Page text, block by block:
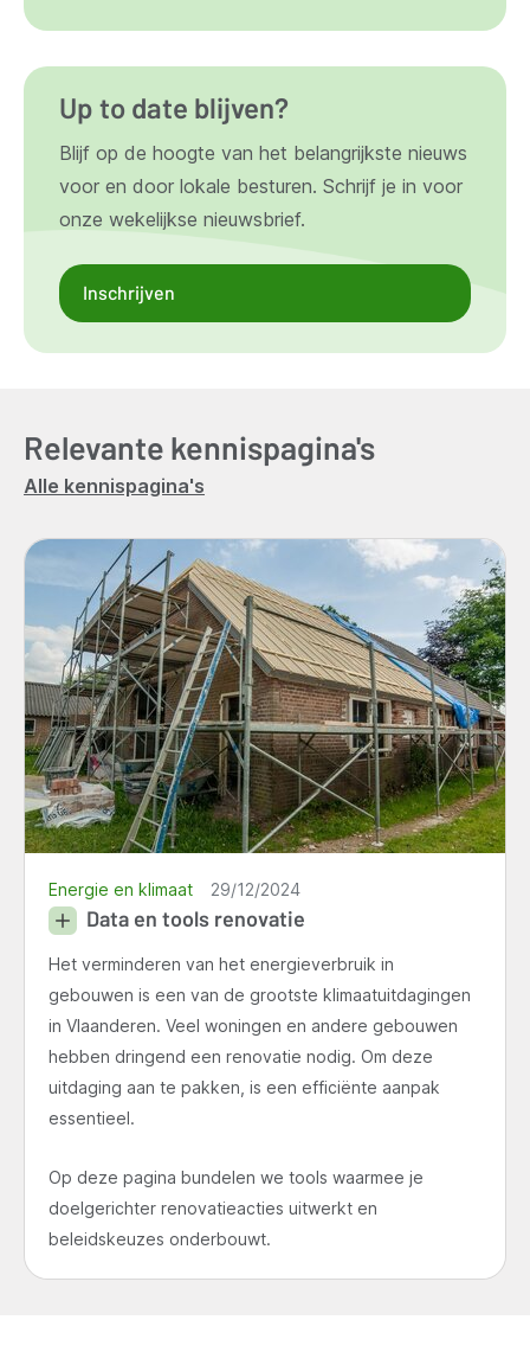
Up to date blijven?
Blijf op de hoogte van het belangrijkste nieuws
voor en door lokale besturen. Schrijf je in voor
onze wekelijkse nieuwsbrief.
Inschrijven
Relevante kennispagina's
Alle kennispagina's
Data en tools renovatie
Het verminderen van het energieverbruik in
gebouwen is een van de grootste klimaatuitdagingen
in Vlaanderen. Veel woningen en andere gebouwen
hebben dringend een renovatie nodig. Om deze
uitdaging aan te pakken, is een efficiënte aanpak
essentieel.
Op deze pagina bundelen we tools waarmee je
doelgerichter renovatieacties uitwerkt en
beleidskeuzes onderbouwt.
Energie en klimaat 29/12/2024